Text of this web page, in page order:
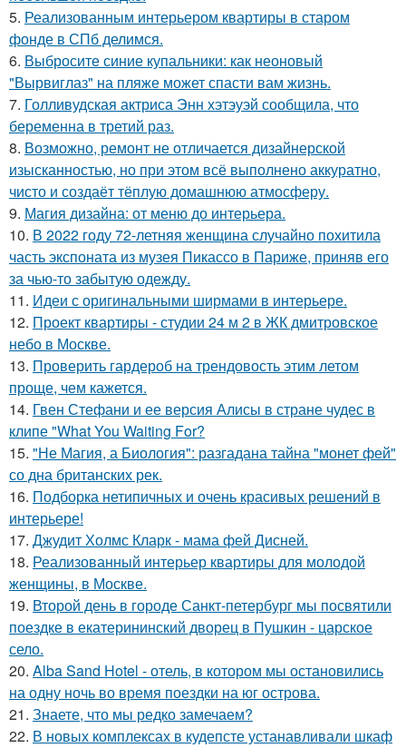
5. Реализованным интерьером квартиры в старом
фонде в СПб делимся.
6. Выбросите синие купальники: как неоновый
"Вырвиглаз" на пляже может спасти вам жизнь.
7. Голливудская актриса Энн хэтэуэй сообщила, что
беременна в третий раз.
8. Возможно, ремонт не отличается дизайнерской
изысканностью, но при этом всё выполнено аккуратно,
чисто и создаёт тёплую домашнюю атмосферу.
9. Магия дизайна: от меню до интерьера.
10. В 2022 году 72-летняя женщина случайно похитила
часть экспоната из музея Пикассо в Париже, приняв его
за чью-то забытую одежду.
11. Идеи с оригинальными ширмами в интерьере.
12. Проект квартиры - студии 24 м 2 в ЖК дмитровское
небо в Москве.
13. Проверить гардероб на трендовость этим летом
проще, чем кажется.
14. Гвен Стефани и ее версия Алисы в стране чудес в
клипе "What You Waiting For?
15. "Не Магия, а Биология": разгадана тайна "монет фей"
со дна британских рек.
16. Подборка нетипичных и очень красивых решений в
интерьере!
17. Джудит Холмс Кларк - мама фей Дисней.
18. Реализованный интерьер квартиры для молодой
женщины, в Москве.
19. Второй день в городе Санкт-петербург мы посвятили
поездке в екатерининский дворец в Пушкин - царское
село.
20. Alba Sand Hotel - отель, в котором мы остановились
на одну ночь во время поездки на юг острова.
21. Знаете, что мы редко замечаем?
22. В новых комплексах в кудепсте устанавливали шкаф